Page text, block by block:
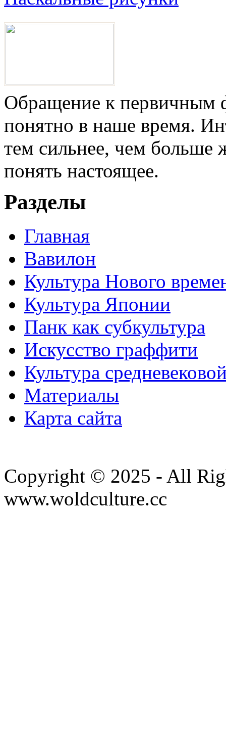
Обращение к первичным
понятно в наше время.
тем сильнее, чем больше
понять настоящее.
Разделы
Главная
Вавилон
Культура Нового
Культура Японии
Панк как субкультура
Искусство граффити
Культура
Материалы
Карта сайта
Copyright © 2025 - All
www.woldculture.cc